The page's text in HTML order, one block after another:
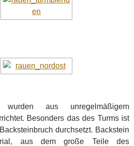
aus unregelmäßigem
Besonders das des Turms ist
durchsetzt. Backstein
aus dem große Teile des